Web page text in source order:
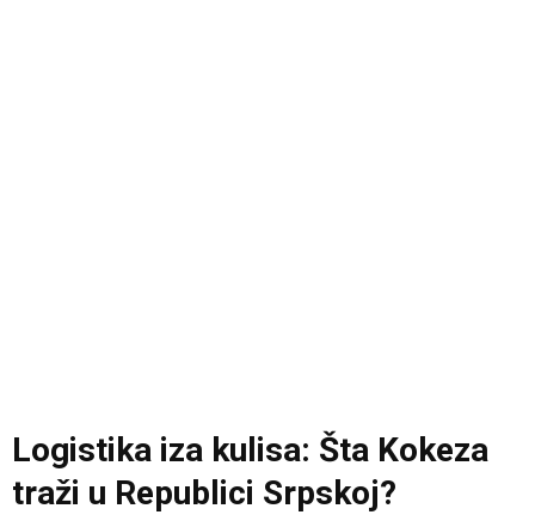
Logistika iza kulisa: Šta Kokeza
traži u Republici Srpskoj?